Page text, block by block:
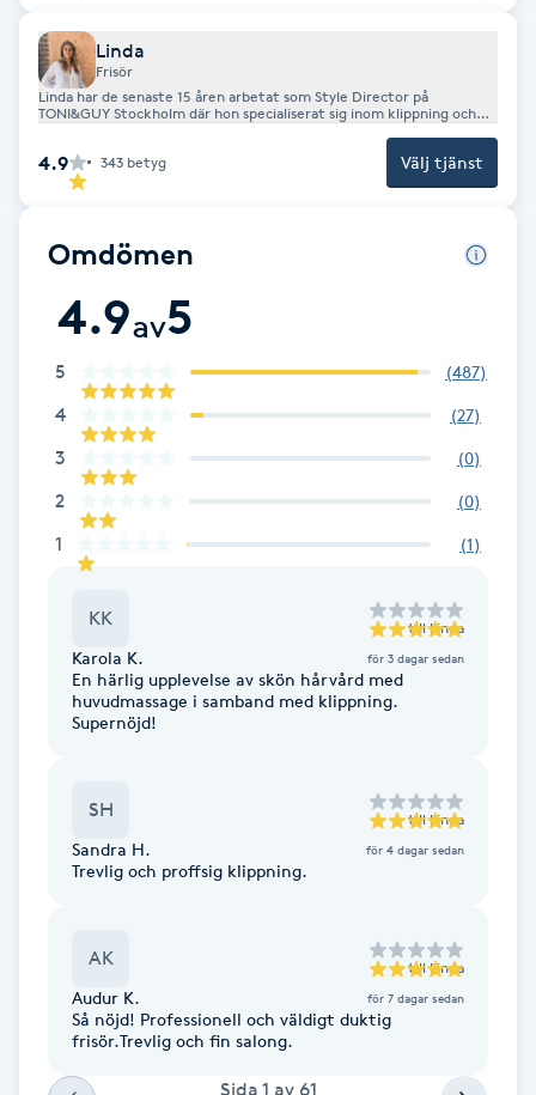
Eyeliner-tatuering
Face framing
Faceliftmassage
Fet hårbotten
Fettreducering
Fibromassage
Fillers
Fotmassage
Fotvård
Fransar
Fransfärgning
Fransförlängning Volym
Linda
Frisör
Linda har de senaste 15 åren arbetat som Style Director på
TONI&GUY Stockholm där hon specialiserat sig inom klippning och
4.9 343 betyg Välj tjänst
Omdömen
4.9av5
5 (487)
4 (27)
3 (0)
2 (0)
1 (1)
KK till Linda
Karola K. för 3 dagar sedan
En härlig upplevelse av skön hårvård med
huvudmassage i samband med klippning.
Supernöjd!
SH till Linda
Sandra H. för 4 dagar sedan
Trevlig och proffsig klippning.
AK till Linda
Audur K. för 7 dagar sedan
Så nöjd! Professionell och väldigt duktig
frisör.Trevlig och fin salong.
Sida 1 av 61